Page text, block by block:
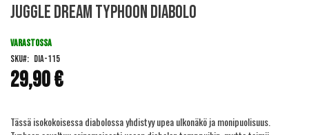
beginning
the
images
gallery
Juggle Dream Typhoon Diabolo
29,90 €
VARASTOSSA
SKU
DIA-115
Tässä isokokoisessa diabolossa yhdistyy upea ulkonäkö ja monipuolisuus.